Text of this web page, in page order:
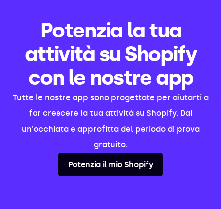
Potenzia la tua
attività su Shopify
con le nostre app
Tutte le nostre app sono progettate per aiutarti a
far crescere la tua attività su Shopify. Dai
un'occhiata e approfitta del periodo di prova
gratuito.
Potenzia il mio Shopify